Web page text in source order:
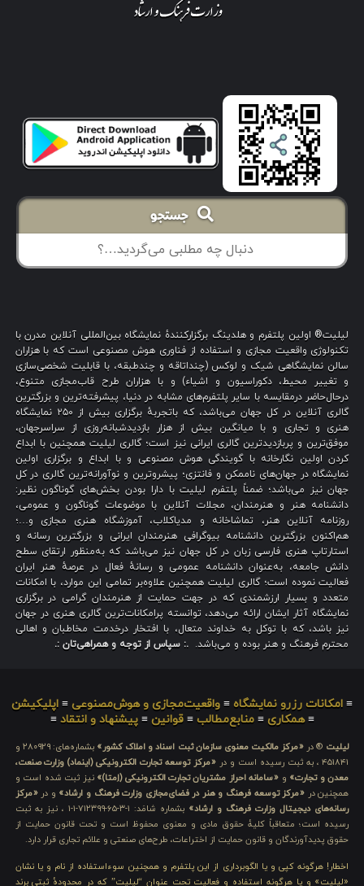
جستجو
لیلیت® اولین پلتفرم و هلدینگ برگزارکنندهٔ نمایشگاه بین‌المللی آنلاین مدرن با
تکنولوژی واقعیت مجازی و استفاده از فناوری هوش مصنوعی است که با هزاران
سالن نمایشگاهی شیک و لوکس (چنداتاقه و چندطبقه، با قابلیت شخصی‌سازی
و تغییر محیط، دکوراسیون و اشیاء) و با هزاران طرح قاب‌مجازی متنوع،
درحال‌حاضر درمقایسه با سایر پلتفرم‌های مشابه در دنیا، پیشرفته‌ترین و بزرگترین
گالری آنلاین در کل جهان می‌باشد، که باتجربهٔ برگزاری بیش از ۲۵۰ نمایشگاه
هنری و تجاری و با میانگین بیش از هزار بازدیدشبانه‌روزی از سراسرجهان،
موفق‌ترین و پربازدیدترین گالری ایرانی نیز است؛ گالری لیلیت همچنین با ابداع
کردن اولین نگارخانه با گویندگی هوش مصنوعی و با ابداع و برگزاری اولین
نمایشگاه در جهان‌های ناممکن و فانتزی؛ پیشروترین و نوآورانه‌ترین گالری در کل
جهان نیز می‌باشد؛ ضمناً پلتفرم لیلیت با دارا بودن بخش‌های گوناگون نظیر:
دانشنامه هنر و هنرمندان، مجلات آنلاین با موضوعات گوناگون و عمومی،
روزنامه آنلاین هنر، تماشاخانه و مدیاکلاب، آموزشگاه هنری مجازی و…؛
هم‌اکنون بزرگترین دانشنامه بیوگرافی هنرمندان ایرانی و بزرگترین رسانه و
استارتاپ هنری فارسی زبان در کل جهان نیز می‌باشد که به‌منظور ارتقای سطح
دانش جامعه، به‌عنوان دانشنامه عمومی و رسانهٔ فعال در عرصهٔ هنر ایران
فعالیت نموده است؛ گالری لیلیت همچنین علاوه‌بر تمامی این موارد، با امکانات
متعدد و بسیار ارزشمندی که در جهت حمایت از هنرمندان گرامی در برگزاری
نمایشگاه آثار ایشان ارائه می‌دهد، توانسته پرامکانات‌ترین گالری هنری در جهان
نیز باشد، که با توکل به خداوند متعال، با افتخار درخدمت مخاطبان و اهالی
محترم فرهنگ و هنر بوده و می‌باشد. .: سپاس از توجه و همراهی‌تان :.
≡ امکانات رزرو نمایشگاه ≡ واقعیت‌مجازی و هوش‌مصنوعی ≡ اپلیکیشن
≡همکاری ≡منابع‌مطالب ≡قوانین ≡پیشنهاد و انتقاد ≡
لیلیت ® در «مرکز مالکیت معنوی سازمان ثبت اسناد و املاک کشور»
بشماره‌های: ۲۸۰۹۲۹ و
۴۵۱۸۴۱ ، به ثبت رسیده است و در
«مرکز توسعه تجارت الکترونیکی (اینماد) وزارت صنعت،
معدن و تجارت» و «سامانه احراز مشتریان تجارت الکترونیکی (اِمتا)» نیز ثبت شده است و
همچنین در «مرکز توسعه فرهنگ و هنر در فضای‌مجازی وزارت فرهنگ و ارشاد» و در«مرکز
رسانه‌های دیجیتال وزارت فرهنگ و ارشاد»
بشماره شامَد: ۱-۳-۶۵-۷۱۲۳۹۹-۱-۱ ، نیز به ثبت
رسیده است؛ متعاقباً کلیهٔ حقوق مادی و معنوی محفوظ است و تحت قانون حمایت از
حقوق پدیدآورندگان و قانون حمایت از اختراعات، طرح‌های صنعتی و علائم تجاری قرار دارد.
اخطار! هرگونه کپی و یا الگوبرداری از این پلتفرم و همچنین سوءاستفاده از نام و یا نشان
«لیلیت» و یا هرگونه استفاده و فعالیت تحت عنوان “لیلیت” که در محدودهٔ ثبتی برند